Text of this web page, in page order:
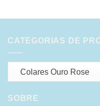
CATEGORIAS DE
Colares Ouro Rose
SOBRE